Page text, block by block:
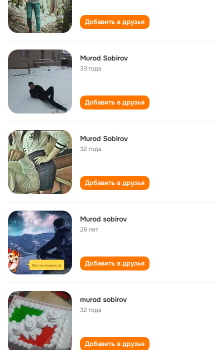
Добавить в друзья
Murod Sobirov
33 года
Добавить в друзья
Murod Sobirov
32 года
Добавить в друзья
Murod sobirov
26 лет
Добавить в друзья
murod sobirov
32 года
Добавить в друзья